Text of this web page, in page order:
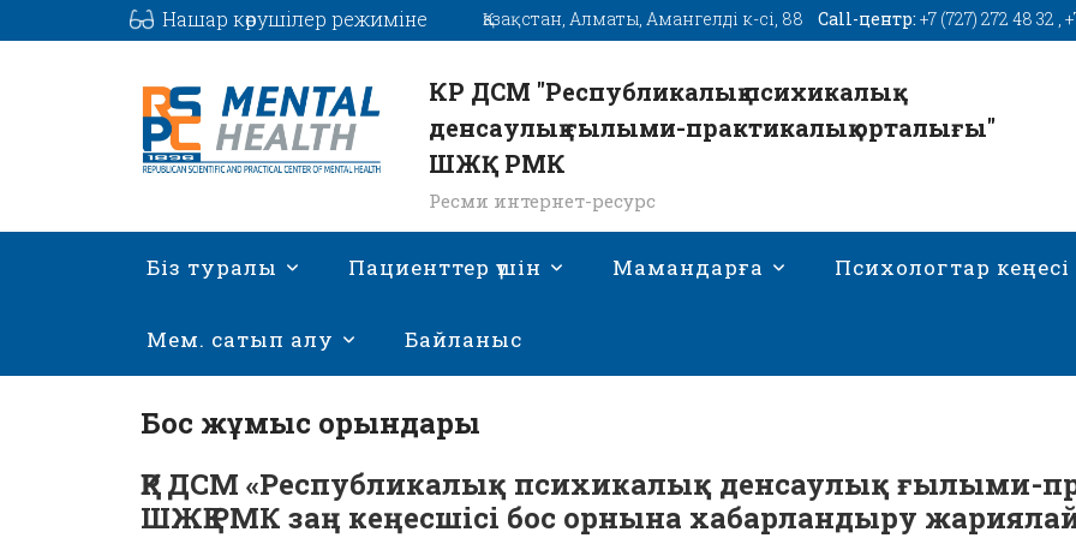
Нашар көрушілер режиміне Қазақстан, Алматы, Амангелді к-сі, 88 Call-центр: +7 (727) 272 48 32 ,
КР ДСМ "Республикалық психикалық
денсаулық ғылыми-практикалық орталығы"
ШЖҚ РМК
Ресми интернет-ресурс
Біз туралы Пациенттер үшін Мамандарға Психологтар кеңесі
Мем. сатып алу Байланыс
Бос жұмыс орындары
ҚР ДСМ «Республикалық психикалық денсаулық ғылыми-
ШЖҚ РМК заң кеңесшісі бос орнына хабарландыру